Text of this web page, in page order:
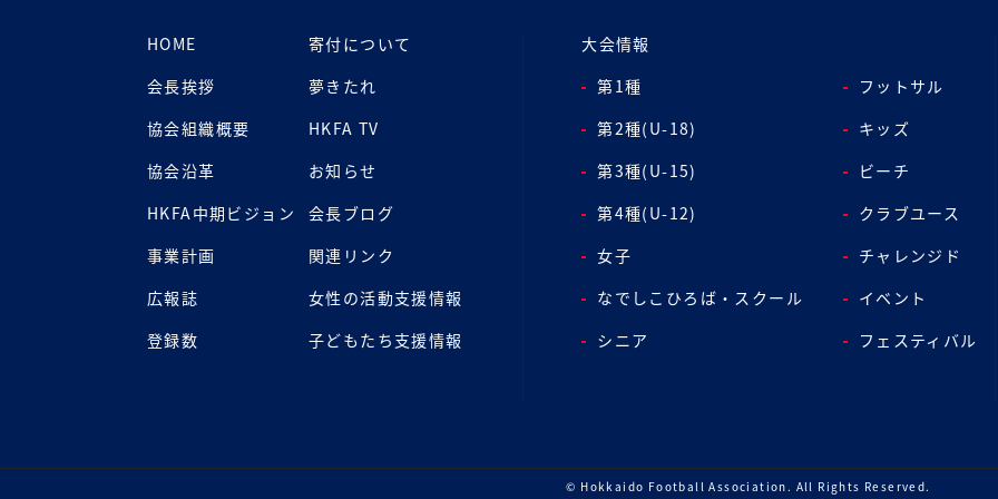
HOME
会長挨拶
協会組織概要
協会沿革
HKFA中期ビジョン
事業計画
広報誌
登録数
寄付について
夢きたれ
HKFA TV
お知らせ
会長ブログ
関連リンク
女性の活動支援情報
子どもたち支援情報
大会情報
第1種
第2種(U-18)
第3種(U-15)
第4種(U-12)
女子
なでしこひろば・スクール
シニア
フットサル
キッズ
ビーチ
クラブユース
チャレンジド
イベント
フェスティバル
© Hokkaido Football Association. All Rights Reserved.